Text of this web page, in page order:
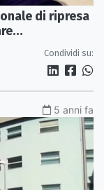
di ripresa
Condividi su:
5 anni fa